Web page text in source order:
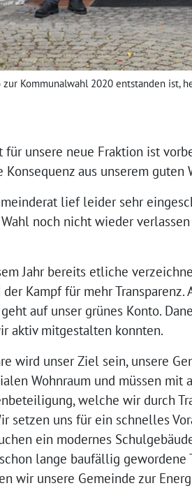
zur Kommunalwahl 2020 entstanden ist,
für unsere neue Fraktion ist
aus unserem guten
lief leider sehr
noch nicht wieder
Jahr bereits etliche
Kampf für mehr
auf unser grünes Konto.
aktiv mitgestalten konnten.
wird unser Ziel sein, unsere
Wohnraum und müssen
welche wir durch
setzen uns für ein schnelles
ein modernes
lange baufällig
wir unsere Gemeinde zur